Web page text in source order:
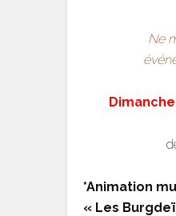
Ne
Dimanche
de
*Animation
« Les